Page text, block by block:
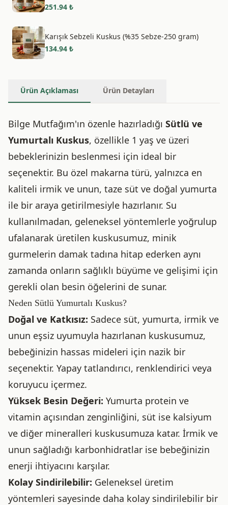
251.94 ₺
Karışık Sebzeli Kuskus (%35 Sebze-250 gram)
134.94 ₺
Ürün Açıklaması Ürün Detayları
Bilge Mutfağım'ın özenle hazırladığı Sütlü ve
Yumurtalı Kuskus, özellikle 1 yaş ve üzeri
bebeklerinizin beslenmesi için ideal bir
seçenektir. Bu özel makarna türü, yalnızca en
kaliteli irmik ve unun, taze süt ve doğal yumurta
ile bir araya getirilmesiyle hazırlanır. Su
kullanılmadan, geleneksel yöntemlerle yoğrulup
ufalanarak üretilen kuskusumuz, minik
gurmelerin damak tadına hitap ederken aynı
zamanda onların sağlıklı büyüme ve gelişimi için
gerekli olan besin öğelerini de sunar.
Neden Sütlü Yumurtalı Kuskus?
Doğal ve Katkısız: Sadece süt, yumurta, irmik ve
unun eşsiz uyumuyla hazırlanan kuskusumuz,
bebeğinizin hassas mideleri için nazik bir
seçenektir. Yapay tatlandırıcı, renklendirici veya
koruyucu içermez.
Yüksek Besin Değeri: Yumurta protein ve
vitamin açısından zenginliğini, süt ise kalsiyum
ve diğer mineralleri kuskusumuza katar. İrmik ve
unun sağladığı karbonhidratlar ise bebeğinizin
enerji ihtiyacını karşılar.
Kolay Sindirilebilir: Geleneksel üretim
yöntemleri sayesinde daha kolay sindirilebilir bir